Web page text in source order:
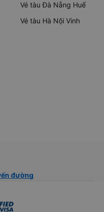
Vé tàu Đà Nẵng Huế
Vé tàu Hà Nội Vinh
đường